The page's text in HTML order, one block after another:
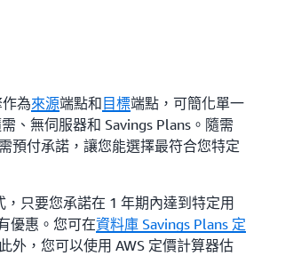
為來源端點和目標端點，可簡化單一
、無伺服器和 Savings Plans。隨需
預付承諾，讓您能選擇最符合您特定
只要您承諾在 1 年期內達到特定用
優惠。您可在資料庫 Savings Plans 定
外，您可以使用 AWS 定價計算器估